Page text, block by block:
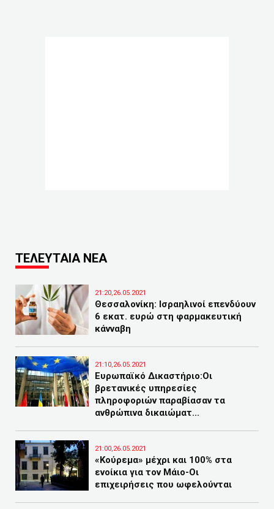
ΤΕΛΕΥΤΑΙΑ ΝΕΑ
21:20,26.05.2021
Θεσσαλονίκη: Ισραηλινοί επενδύουν
6 εκατ. ευρώ στη φαρμακευτική
κάνναβη
21:10,26.05.2021
Ευρωπαϊκό Δικαστήριο:Οι
βρετανικές υπηρεσίες
πληροφοριών παραβίασαν τα
ανθρώπινα δικαιώματ...
21:00,26.05.2021
«Κούρεμα» μέχρι και 100% στα
ενοίκια για τον Μάιο-Οι
επιχειρήσεις που ωφελούνται